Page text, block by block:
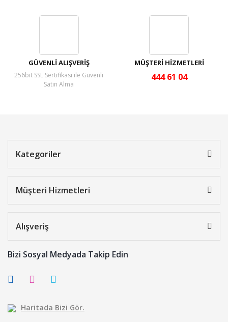
GÜVENLİ ALIŞVERİŞ
256bit SSL Sertifikası ile Güvenli
Satın Alma
MÜŞTERİ HİZMETLERİ
444 61 04
Kategoriler
Müşteri Hizmetleri
Alışveriş
Bizi Sosyal Medyada Takip Edin
Haritada Bizi Gör.